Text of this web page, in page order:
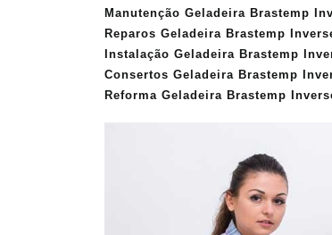
Manutenção Geladeira Brastemp
Reparos Geladeira Brastemp
Instalação Geladeira Brastemp
Consertos Geladeira Brastemp
Reforma Geladeira Brastemp